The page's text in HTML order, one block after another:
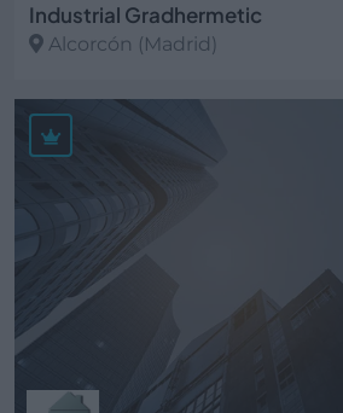
Industrial Gradhermetic
Alcorcón (Madrid)
Ver más